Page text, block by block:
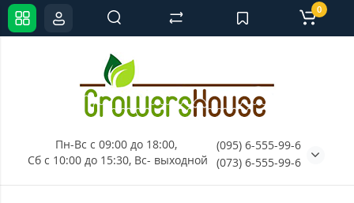
Пн-Вс с 09:00 до 18:00,
Сб с 10:00 до 15:30, Вс- выходной
(095) 6-555-99-6
(073) 6-555-99-6
0